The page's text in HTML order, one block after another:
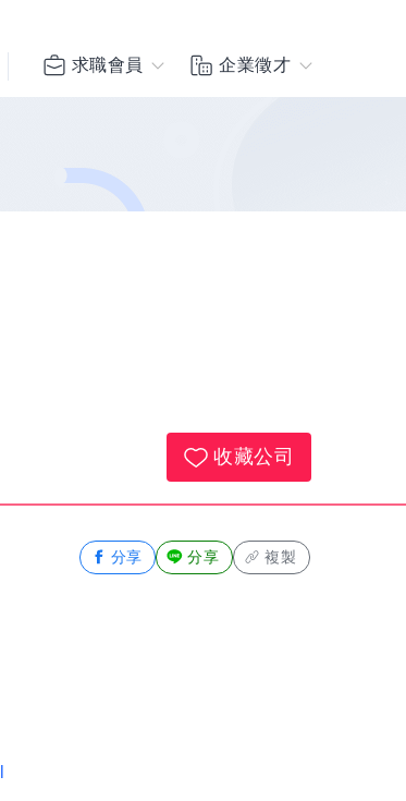
求職會員 企業徵才
收藏公司
分享 分享 複製